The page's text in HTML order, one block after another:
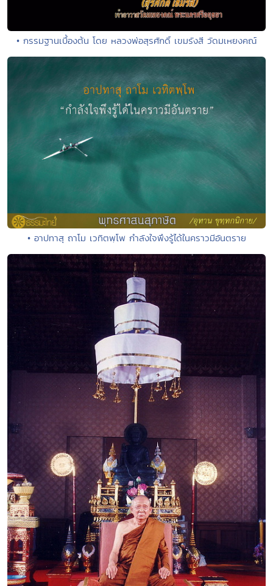
• กรรมฐานเบื้องต้น โดย หลวงพ่อสุรศักดิ์ เขมรังสี วัดมเหยงคณ์
• อาปทาสุ ถาโม เวทิตพฺโพ กำลังใจพึงรู้ได้ในคราวมีอันตราย